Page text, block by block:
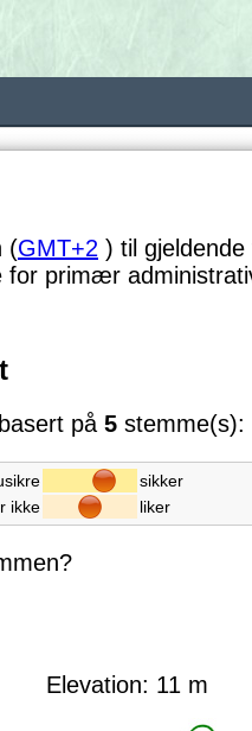
(GMT+2 ) til
primær
på5 stemme(s):
sikker
ikke
liker
Elevation: 11 m